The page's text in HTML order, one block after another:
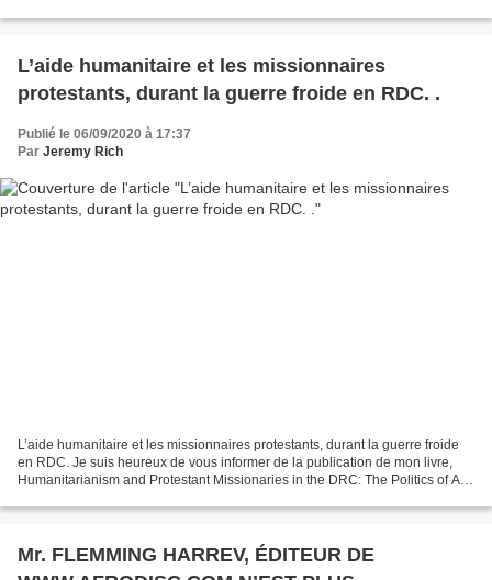
L’aide humanitaire et les missionnaires
protestants, durant la guerre froide en RDC. .
Publié le 06/09/2020 à 17:37
Par Jeremy Rich
L’aide humanitaire et les missionnaires protestants, durant la guerre froide
en RDC. Je suis heureux de vous informer de la publication de mon livre,
Humanitarianism and Protestant Missionaries in the DRC: The Politics of Aid
Mr. FLEMMING HARREV, ÉDITEUR DE